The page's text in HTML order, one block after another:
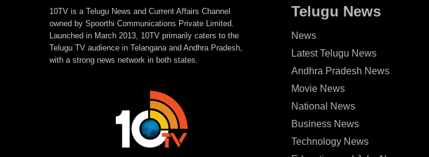
10TV is a Telugu News and Current Affairs Channel
owned by Spoorthi Communications Private Limited.
Launched in March 2013, 10TV primarily caters to the
Telugu TV audience in Telangana and Andhra Pradesh,
with a strong news network in both states.
Telugu News
News
Latest Telugu News
Andhra Pradesh News
Movie News
National News
Business News
Technology News